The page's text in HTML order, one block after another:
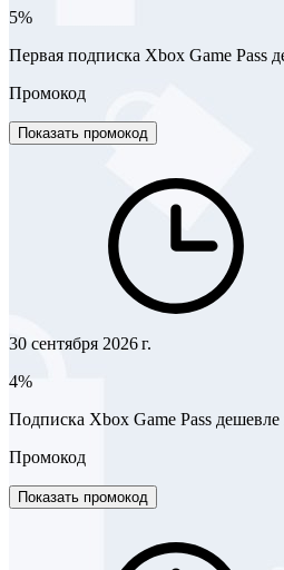
5%
Первая подписка Xbox Game Pass
Промокод
Показать промокод
30 сентября 2026 г.
4%
Подписка Xbox Game Pass
Промокод
Показать промокод